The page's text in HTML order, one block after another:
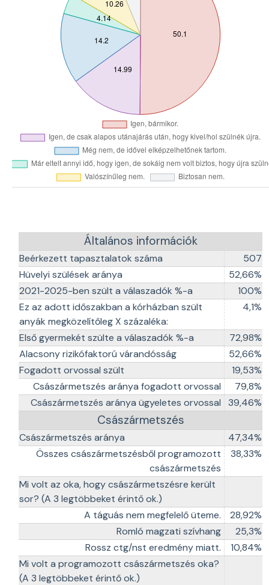
Általános információk
Beérkezett tapasztalatok száma
507
Hüvelyi szülések aránya
52,66%
2021-2025-ben szült a válaszadók %-a
100%
Ez az adott időszakban a kórházban szült
anyák megközelítőleg X százaléka:
4,1%
Első gyermekét szülte a válaszadók %-a
72,98%
Alacsony rizikófaktorú várandósság
52,66%
Fogadott orvossal szült
19,53%
Császármetszés aránya fogadott orvossal
79,8%
Császármetszés aránya ügyeletes orvossal
39,46%
Császármetszés
Császármetszés aránya
47,34%
Összes császármetszésből programozott
császármetszés
38,33%
Mi volt az oka, hogy császármetszésre került
sor? (A 3 legtöbbeket érintő ok.)
A táguás nem megfelelő üteme.
28,92%
Romló magzati szívhang
25,3%
Rossz ctg/nst eredmény miatt.
10,84%
Mi volt a programozott császármetszés oka?
(A 3 legtöbbeket érintő ok.)